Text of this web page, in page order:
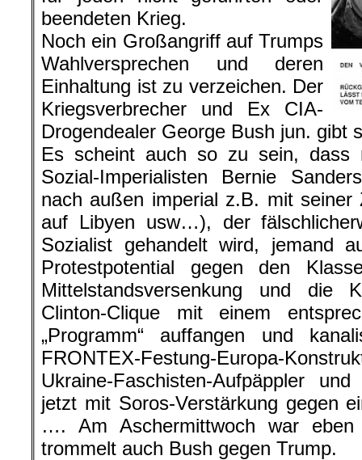
beendeten Krieg.
Noch ein Großangriff auf Trumps
Wahlversprechen und deren
Einhaltung ist zu verzeichen. Der
Kriegsverbrecher und Ex CIA-
Drogendealer George Bush jun.
Es scheint auch so zu sein, dass
Sozial-Imperialisten Bernie
nach außen imperial z.B. mit seiner
auf Libyen usw…), der
Sozialist gehandelt wird, jemand
Protestpotential gegen den
Mittelstandsversenkung und die
Clinton-Clique mit einem
„Programm“ auffangen und
FRONTEX-Festung-Europa-
Ukraine-Faschisten-Aufpäppler
jetzt mit Soros-Verstärkung gegen
…. Am Aschermittwoch war
trommelt auch Bush gegen Trump.